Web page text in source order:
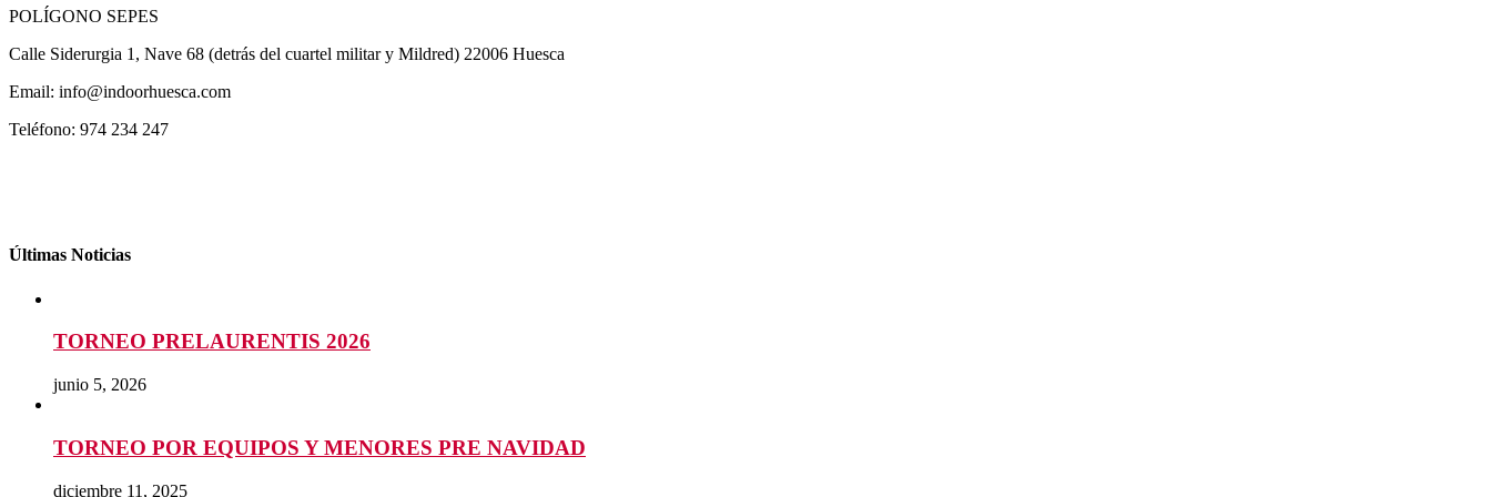
POLÍGONO SEPES
Calle Siderurgia 1, Nave 68 (detrás del cuartel militar y Mildred) 22006 Huesca
Email: info@indoorhuesca.com
Teléfono: 974 234 247
Últimas Noticias
TORNEO PRELAURENTIS 2026
junio 5, 2026
TORNEO POR EQUIPOS Y MENORES PRE NAVIDAD
diciembre 11, 2025